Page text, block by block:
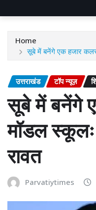
Home
सूबे में बनेंगे एक हजार
उत्तराखंड टॉप न्यूज़
सूबे में बनेंगे
मॉडल
रावत
Parvatiytimes